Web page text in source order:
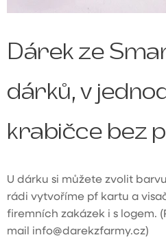
Dárek ze
dárků, v
krabičce bez
U dárku si můžete zvolit
rádi vytvoříme pf kartu a
firemních zakázek i s logem.
mail info@darekzfarmy.cz)